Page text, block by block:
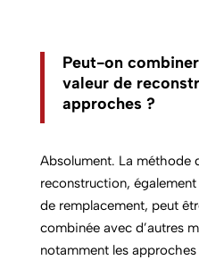
Peut-on
valeur de
approches ?
Absolument. La méthode
reconstruction,
de remplacement, peut
combinée avec d’autres
notamment les